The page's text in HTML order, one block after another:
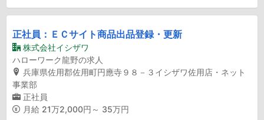
正社員：ＥＣサイト商品出品登録・更新
株式会社イシザワ
ハローワーク龍野の求人
兵庫県佐用郡佐用町円應寺９８－３イシザワ佐用店・ネット
事業部
正社員
月給 21万2,000円～ 35万円